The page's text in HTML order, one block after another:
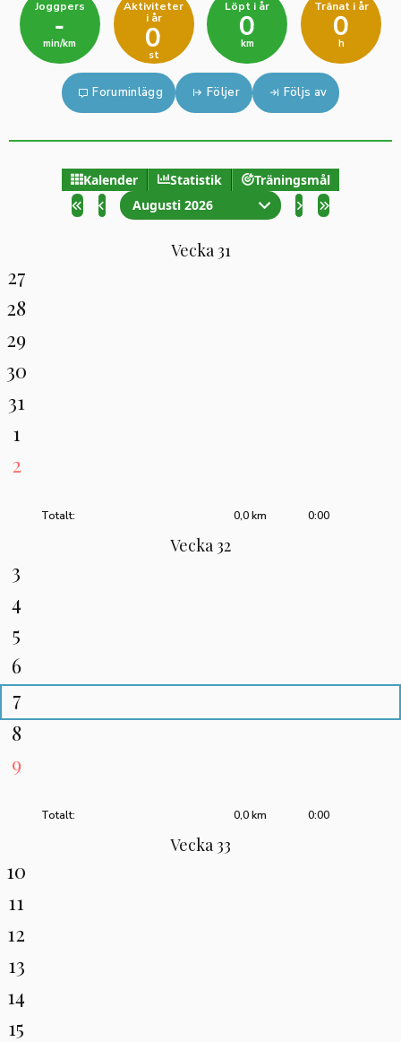
Joggpers
-
min/km
Aktiviteter
i år
0
st
Löpt i år
0
km
Tränat i år
0
h
Foruminlägg Följer Följs av
Kalender Statistik
Träningsmål
Augusti 2026
Vecka 31
27
28
29
30
31
1
2
Totalt: 0:00
0,0 km
Vecka 32
3
4
5
6
7
8
9
Totalt: 0:00
0,0 km
Vecka 33
10
11
12
13
14
15